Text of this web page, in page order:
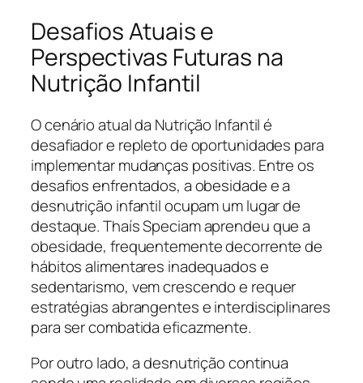
Desafios Atuais e
Perspectivas Futuras na
Nutrição Infantil
O cenário atual da Nutrição Infantil é
desafiador e repleto de oportunidades para
implementar mudanças positivas. Entre os
desafios enfrentados, a obesidade e a
desnutrição infantil ocupam um lugar de
destaque. Thaís Speciam aprendeu que a
obesidade, frequentemente decorrente de
hábitos alimentares inadequados e
sedentarismo, vem crescendo e requer
estratégias abrangentes e interdisciplinares
para ser combatida eficazmente.
Por outro lado, a desnutrição continua